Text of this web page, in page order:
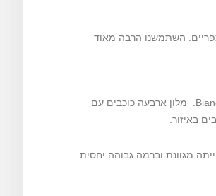
השתמשנו הרבה מאוד
עלינו להסעה שלקחה אותנו ישירות לעיירה קולאשין והתמקמנו במלון Bianca Resort & Spa. מלון ארבעה כוכבים עם
באיזור.
מגוונת וברמה גבוהה יחסית